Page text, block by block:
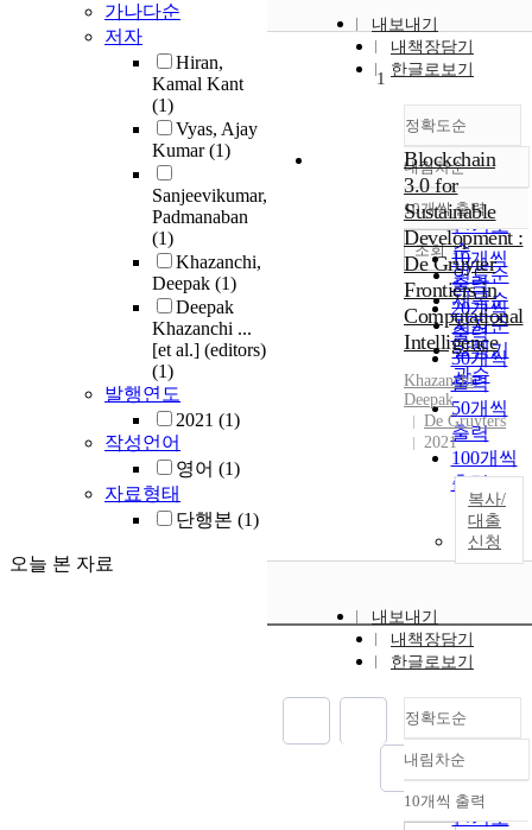
가나다순
저자
Hiran,
Kamal Kant
(1)
Vyas, Ajay
Kumar(1)
Sanjeevikumar,
Padmanaban
(1)
Khazanchi,
Deepak (1)
Deepak
Khazanchi ...
[et al.] (editors)
(1)
발행연도
2021 (1)
작성언어
영어 (1)
자료형태
단행본 (1)
오늘 본 자료
내보내기
내책장담기
한글로보기
정확도순
정확도
순
인기도
순
연도순
제목순
저자순
발행기
관순
내림차순
내림차순
10개씩 출력
10개씩
출력
20개씩
출력
30개씩
출력
50개씩
출력
100개씩
출력
조회
1
Blockchain
3.0 for
Sustainable
Development :
De Gruyter
Frontiers in
Computational
Intelligence
Khazanchi,
Deepak
De Gruyters
2021
복사/
대출
신청
내보내기
내책장담기
한글로보기
정확도순
정확도
순
인기도
내림차순
내림차순
10개씩 출력